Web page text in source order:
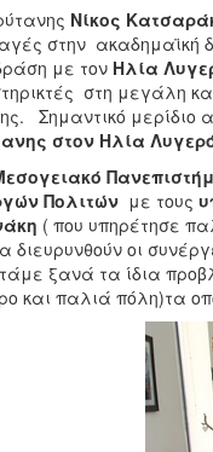
Νίκος
στην ακαδημαϊκή
με τον Ηλία
στη μεγάλη
Σημαντικό μερίδιο
στον Ηλία
Πολιτώνμε τους
( που υπηρέτησε
διευρυνθούν οι
ξανά τα ίδια
και παλιά πόλη)τα